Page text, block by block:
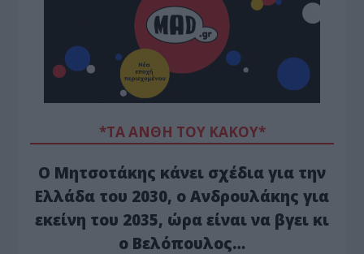
*ΤΑ ΆΝΘΗ ΤΟΥ ΚΑΚΟΎ*
Ο Μητσοτάκης κάνει σχέδια για την
Ελλάδα του 2030, ο Ανδρουλάκης για
εκείνη του 2035, ώρα είναι να βγει κι
ο Βελόπουλος…